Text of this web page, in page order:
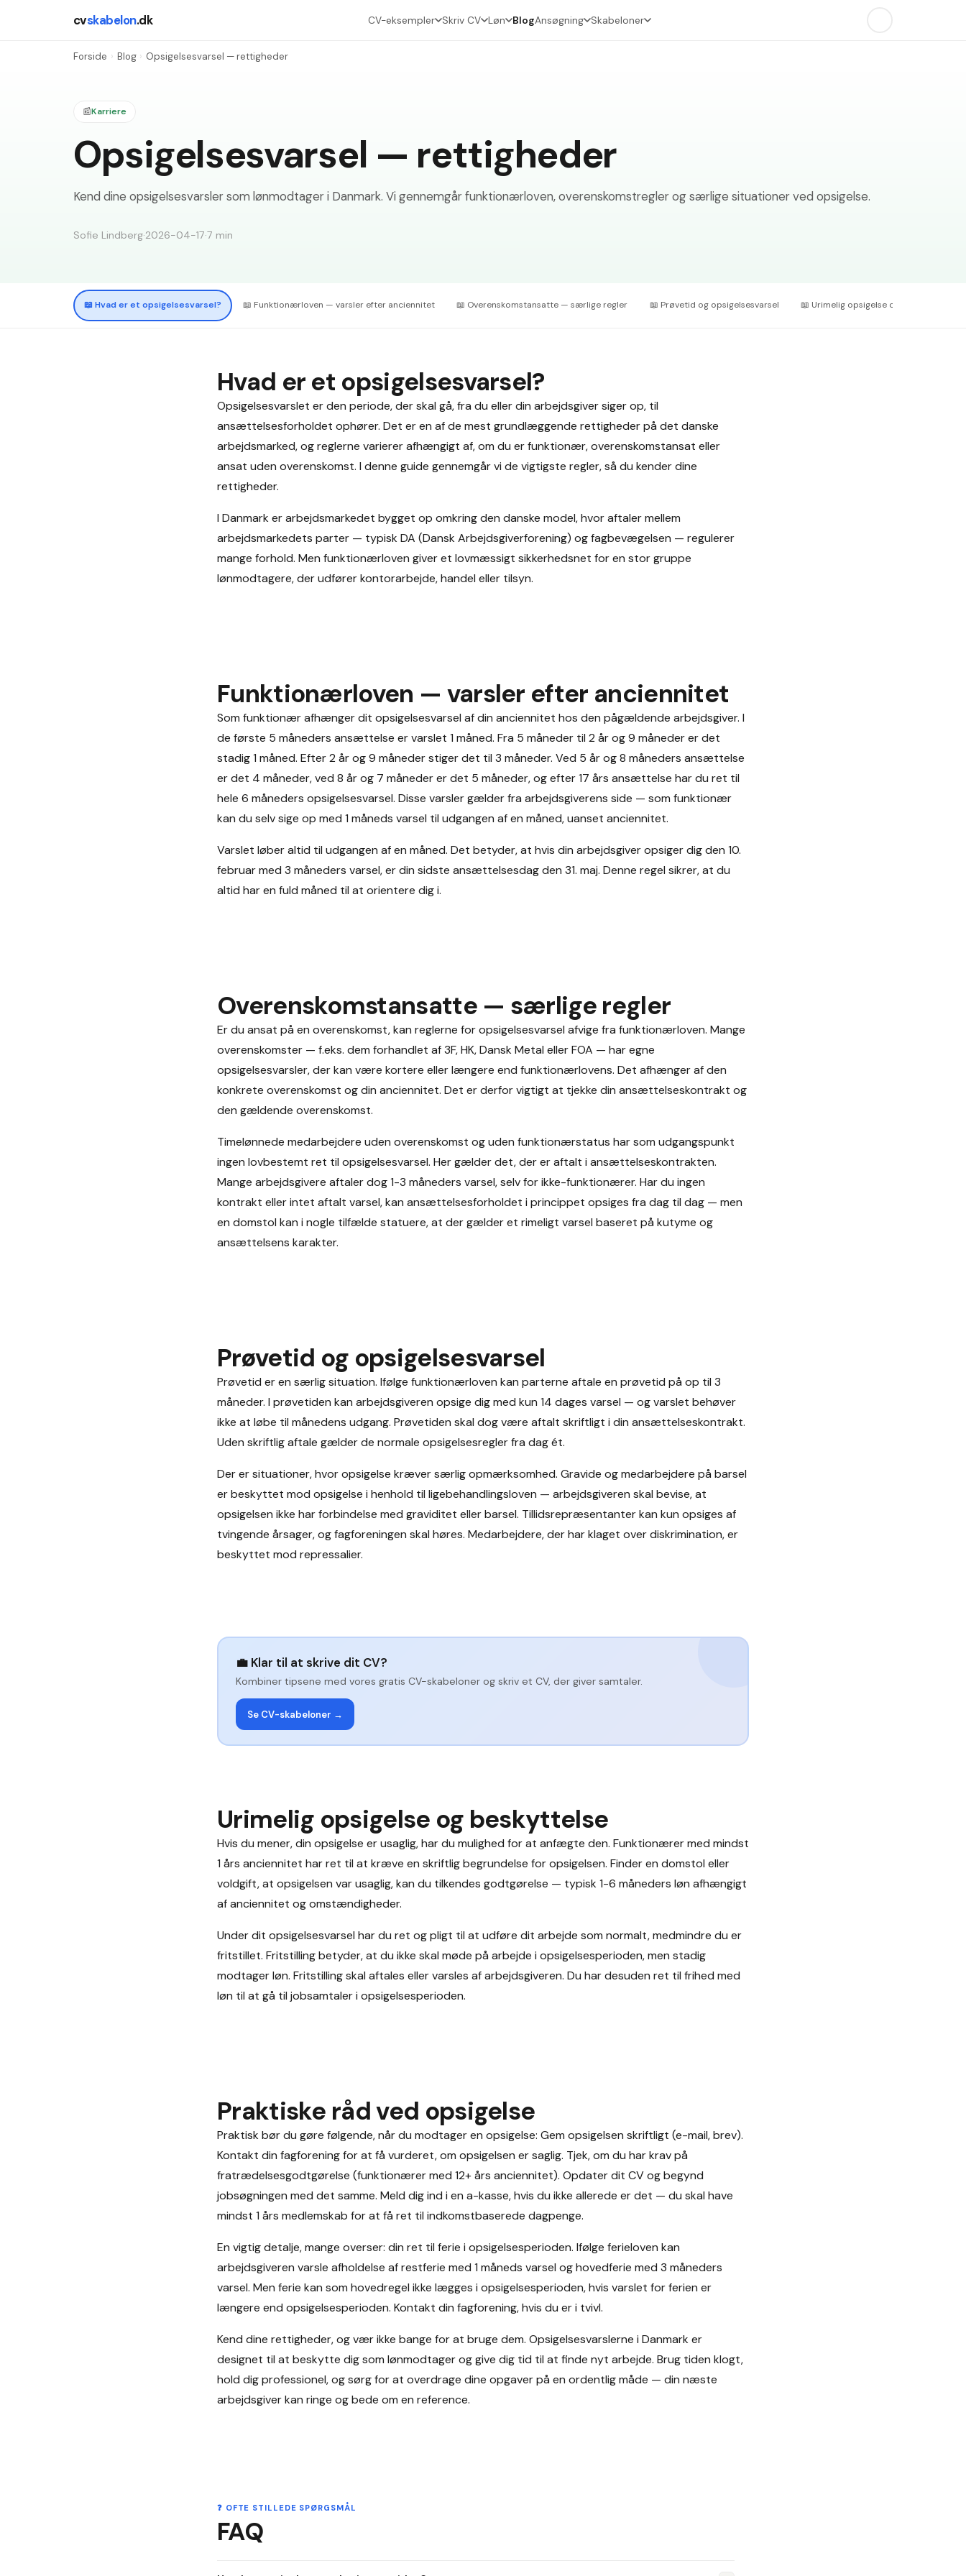
cvskabelon.dk CV-eksempler Skriv CV Løn BlogAnsøgning Skabeloner
Forside › Blog › Opsigelsesvarsel — rettigheder
📰Karriere
Opsigelsesvarsel — rettigheder
Kend dine opsigelsesvarsler som lønmodtager i Danmark. Vi gennemgår funktionærloven, overenskomstregler og særlige situationer ved opsigelse.
Sofie Lindberg·2026-04-17·7 min
📖 Hvad er et opsigelsesvarsel? 📖 Funktionærloven — varsler efter anciennitet 📖 Overenskomstansatte — særlige regler 📖 Prøvetid og opsigelsesvarsel 📖 Urimelig opsigelse og beskyttelse
Hvad er et opsigelsesvarsel?
Opsigelsesvarslet er den periode, der skal gå, fra du eller din arbejdsgiver siger op, til
ansættelsesforholdet ophører. Det er en af de mest grundlæggende rettigheder på det danske
arbejdsmarked, og reglerne varierer afhængigt af, om du er funktionær, overenskomstansat eller
ansat uden overenskomst. I denne guide gennemgår vi de vigtigste regler, så du kender dine
rettigheder.
I Danmark er arbejdsmarkedet bygget op omkring den danske model, hvor aftaler mellem
arbejdsmarkedets parter — typisk DA (Dansk Arbejdsgiverforening) og fagbevægelsen — regulerer
mange forhold. Men funktionærloven giver et lovmæssigt sikkerhedsnet for en stor gruppe
lønmodtagere, der udfører kontorarbejde, handel eller tilsyn.
Funktionærloven — varsler efter anciennitet
Som funktionær afhænger dit opsigelsesvarsel af din anciennitet hos den pågældende arbejdsgiver. I
de første 5 måneders ansættelse er varslet 1 måned. Fra 5 måneder til 2 år og 9 måneder er det
stadig 1 måned. Efter 2 år og 9 måneder stiger det til 3 måneder. Ved 5 år og 8 måneders ansættelse
er det 4 måneder, ved 8 år og 7 måneder er det 5 måneder, og efter 17 års ansættelse har du ret til
hele 6 måneders opsigelsesvarsel. Disse varsler gælder fra arbejdsgiverens side — som funktionær
kan du selv sige op med 1 måneds varsel til udgangen af en måned, uanset anciennitet.
Varslet løber altid til udgangen af en måned. Det betyder, at hvis din arbejdsgiver opsiger dig den 10.
februar med 3 måneders varsel, er din sidste ansættelsesdag den 31. maj. Denne regel sikrer, at du
altid har en fuld måned til at orientere dig i.
Overenskomstansatte — særlige regler
Er du ansat på en overenskomst, kan reglerne for opsigelsesvarsel afvige fra funktionærloven. Mange
overenskomster — f.eks. dem forhandlet af 3F, HK, Dansk Metal eller FOA — har egne
opsigelsesvarsler, der kan være kortere eller længere end funktionærlovens. Det afhænger af den
konkrete overenskomst og din anciennitet. Det er derfor vigtigt at tjekke din ansættelseskontrakt og
den gældende overenskomst.
Timelønnede medarbejdere uden overenskomst og uden funktionærstatus har som udgangspunkt
ingen lovbestemt ret til opsigelsesvarsel. Her gælder det, der er aftalt i ansættelseskontrakten.
Mange arbejdsgivere aftaler dog 1-3 måneders varsel, selv for ikke-funktionærer. Har du ingen
kontrakt eller intet aftalt varsel, kan ansættelsesforholdet i princippet opsiges fra dag til dag — men
en domstol kan i nogle tilfælde statuere, at der gælder et rimeligt varsel baseret på kutyme og
ansættelsens karakter.
Prøvetid og opsigelsesvarsel
Prøvetid er en særlig situation. Ifølge funktionærloven kan parterne aftale en prøvetid på op til 3
måneder. I prøvetiden kan arbejdsgiveren opsige dig med kun 14 dages varsel — og varslet behøver
ikke at løbe til månedens udgang. Prøvetiden skal dog være aftalt skriftligt i din ansættelseskontrakt.
Uden skriftlig aftale gælder de normale opsigelsesregler fra dag ét.
Der er situationer, hvor opsigelse kræver særlig opmærksomhed. Gravide og medarbejdere på barsel
er beskyttet mod opsigelse i henhold til ligebehandlingsloven — arbejdsgiveren skal bevise, at
opsigelsen ikke har forbindelse med graviditet eller barsel. Tillidsrepræsentanter kan kun opsiges af
tvingende årsager, og fagforeningen skal høres. Medarbejdere, der har klaget over diskrimination, er
beskyttet mod repressalier.
💼Klar til at skrive dit CV?
Kombiner tipsene med vores gratis CV-skabeloner og skriv et CV, der giver samtaler.
Se CV-skabeloner →
Urimelig opsigelse og beskyttelse
Hvis du mener, din opsigelse er usaglig, har du mulighed for at anfægte den. Funktionærer med mindst
1 års anciennitet har ret til at kræve en skriftlig begrundelse for opsigelsen. Finder en domstol eller
voldgift, at opsigelsen var usaglig, kan du tilkendes godtgørelse — typisk 1-6 måneders løn afhængigt
af anciennitet og omstændigheder.
Under dit opsigelsesvarsel har du ret og pligt til at udføre dit arbejde som normalt, medmindre du er
fritstillet. Fritstilling betyder, at du ikke skal møde på arbejde i opsigelsesperioden, men stadig
modtager løn. Fritstilling skal aftales eller varsles af arbejdsgiveren. Du har desuden ret til frihed med
løn til at gå til jobsamtaler i opsigelsesperioden.
Praktiske råd ved opsigelse
Praktisk bør du gøre følgende, når du modtager en opsigelse: Gem opsigelsen skriftligt (e-mail, brev).
Kontakt din fagforening for at få vurderet, om opsigelsen er saglig. Tjek, om du har krav på
fratrædelsesgodtgørelse (funktionærer med 12+ års anciennitet). Opdater dit CV og begynd
jobsøgningen med det samme. Meld dig ind i en a-kasse, hvis du ikke allerede er det — du skal have
mindst 1 års medlemskab for at få ret til indkomstbaserede dagpenge.
En vigtig detalje, mange overser: din ret til ferie i opsigelsesperioden. Ifølge ferieloven kan
arbejdsgiveren varsle afholdelse af restferie med 1 måneds varsel og hovedferie med 3 måneders
varsel. Men ferie kan som hovedregel ikke lægges i opsigelsesperioden, hvis varslet for ferien er
længere end opsigelsesperioden. Kontakt din fagforening, hvis du er i tvivl.
Kend dine rettigheder, og vær ikke bange for at bruge dem. Opsigelsesvarslerne i Danmark er
designet til at beskytte dig som lønmodtager og give dig tid til at finde nyt arbejde. Brug tiden klogt,
hold dig professionel, og sørg for at overdrage dine opgaver på en ordentlig måde — din næste
arbejdsgiver kan ringe og bede om en reference.
❓ OFTE STILLEDE SPØRGSMÅL
FAQ